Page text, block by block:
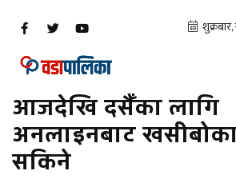
आजदेखि दसैँका लागि
अनलाइनबाट
सकिने